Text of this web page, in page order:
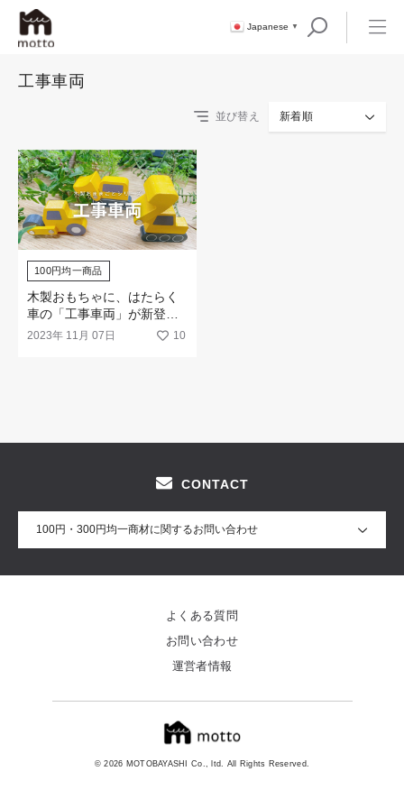
Japanese ▼
工事車両
並び替え 新着順
100円均一商品
木製おもちゃに、はたらく
車の「工事車両」が新登
場！
2023年 11月 07日 10
CONTACT
100円・300円均一商材に関するお問い合わせ
© 2026 MOTOBAYASHI Co., ltd. All Rights Reserved.
よくある質問
お問い合わせ
運営者情報